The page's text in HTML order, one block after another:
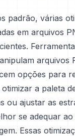
padrão, várias
em arquivos
arquivos
opções para
a paleta
ou ajustar as
se adequar
Essas